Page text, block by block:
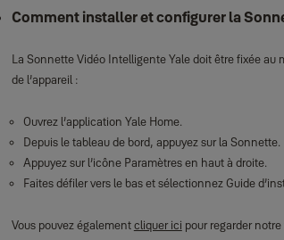
Comment installer et configurer la
La Sonnette Vidéo Intelligente Yale doit être fixée au
de l’appareil :
Ouvrez l’application Yale Home.
Depuis le tableau de bord, appuyez sur la Sonnette.
Appuyez sur l’icône Paramètres en haut à droite.
Faites défiler vers le bas et sélectionnez Guide
Vous pouvez égalementcliquer ici pour regarder